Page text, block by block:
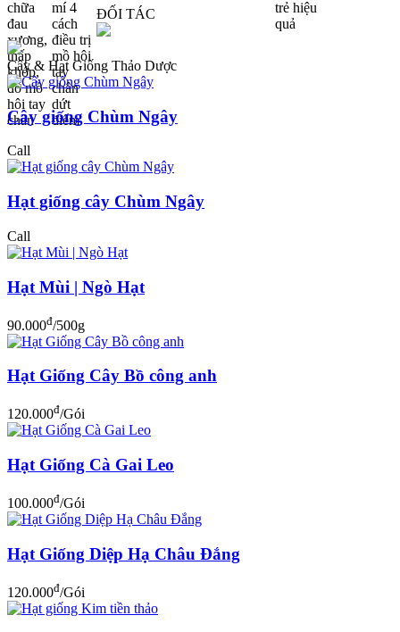
ĐỐI TÁC
Cây & Hạt Giống Thảo Dược
Cây giống Chùm Ngây
Call
Hạt giống cây Chùm Ngây
Call
Hạt Mùi | Ngò Hạt
90.000đ/500g
Hạt Giống Cây Bồ công anh
120.000đ/Gói
Hạt Giống Cà Gai Leo
100.000đ/Gói
Hạt Giống Diệp Hạ Châu Đắng
120.000đ/Gói